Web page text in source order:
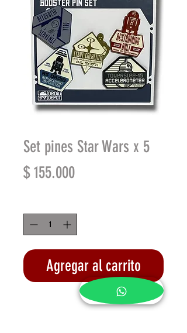
Set pines Star Wars x 5
$ 155.000Precio
Agregar al carrito
Realizar compra